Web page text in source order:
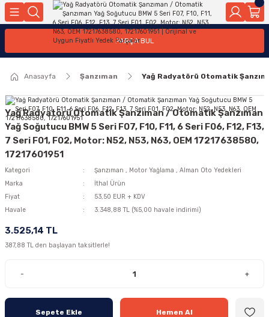
Geri Dön
Parçaları
Geri Dön
Geri Dön
Motor Elektrik
Ateşleme Buji Bobin Buji Kablosu
Alternatör Marş Motoru
Geri Dön
Geri Dön
Geri Dön
Kollar
Geri Dön
Sistemleri
Geri Dön
Ön Arka
Geri Dön
PARÇA BUL
Anasayfa Şanzıman Yağ Radyatörü Otomatik
Yağ Radyatörü Otomatik Şanzıman / Otomatik Şanzıman
Yağ Soğutucu BMW 5 Seri F07, F10, F11, 6 Seri F06, F12, F13,
7 Seri F01, F02, Motor: N52, N53, N63, OEM 17217638580,
17217601951
Kategori Şanzıman , Motor Yağlama , Alman Oto Yedekleri
Marka
İthal Ürün
Fiyat
53,50 EUR + KDV
Havale
3.348,88 TL (%5,00 havale indirimi)
3.525,14 TL
387,88 TL den başlayan taksitlerle!
- +
Sepete Ekle Hemen Al